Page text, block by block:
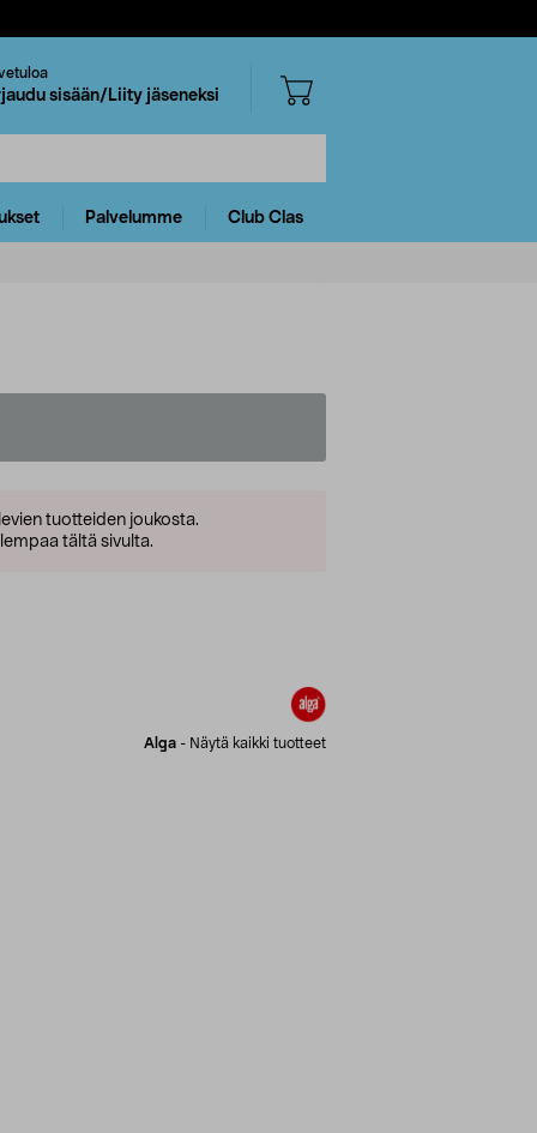
sisään/Liity jäseneksi
Palvelumme Club Clas
tuotteiden joukosta.
tältä sivulta.
Alga - Näytä kaikki tuotteet